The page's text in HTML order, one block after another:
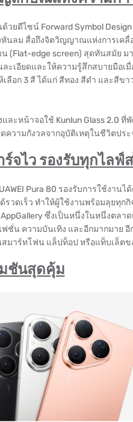
ด้วยดีไซน์ Forward Symbol
หันลม สื่อถึงจิตวิญญาณแห่งการเค
(Flat-edge screen) สุดทันสมัย ม
ะเอียดและให้ความรู้สึกสบายมือเ
เลือก 3 สี ได้แก่ สีทอง สีดำ และสีขา
และหน้าจอใช้ Kunlun Glass 2.0
ความกังวลจากอุบัติเหตุในชีวิตปร
จไว รองรับทุกไลฟ์
Pura 80 รองรับการใช้งาน
รวดเร็ว ทำให้ผู้ใช้งานพร้อมลุยทุ
ซึ่งเป็นหนึ่งในหนึ่งตล
ฟชั่น ความบันเทิง และอีกมากมาย
สมาร์ทโฟน แล็ปท็อป หรือแท็บเล็ตข
ชันสุดคุ้ม